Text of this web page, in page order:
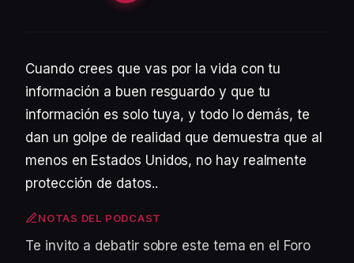
Cuando crees que vas por la vida con tu
información a buen resguardo y que tu
información es solo tuya, y todo lo demás, te
dan un golpe de realidad que demuestra que al
menos en Estados Unidos, no hay realmente
protección de datos..
NOTAS DEL PODCAST
Te invito a debatir sobre este tema en el Foro